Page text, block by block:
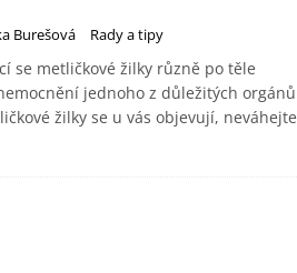
Burešová Rady a tipy
se metličkové žilky různě po těle
jednoho z důležitých orgánů
žilky se u vás objevují, neváhejte